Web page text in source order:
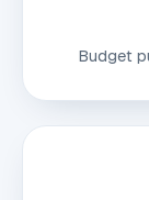
Budget